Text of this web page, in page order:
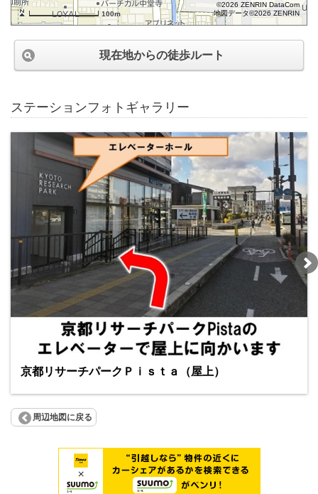
100m
©2026 ZENRIN DataCom
地図データ©2026 ZENRIN
現在地からの徒歩ルート
ステーションフォトギャラリー
京都リサーチパークＰｉｓｔａ（屋上）
周辺地図に戻る